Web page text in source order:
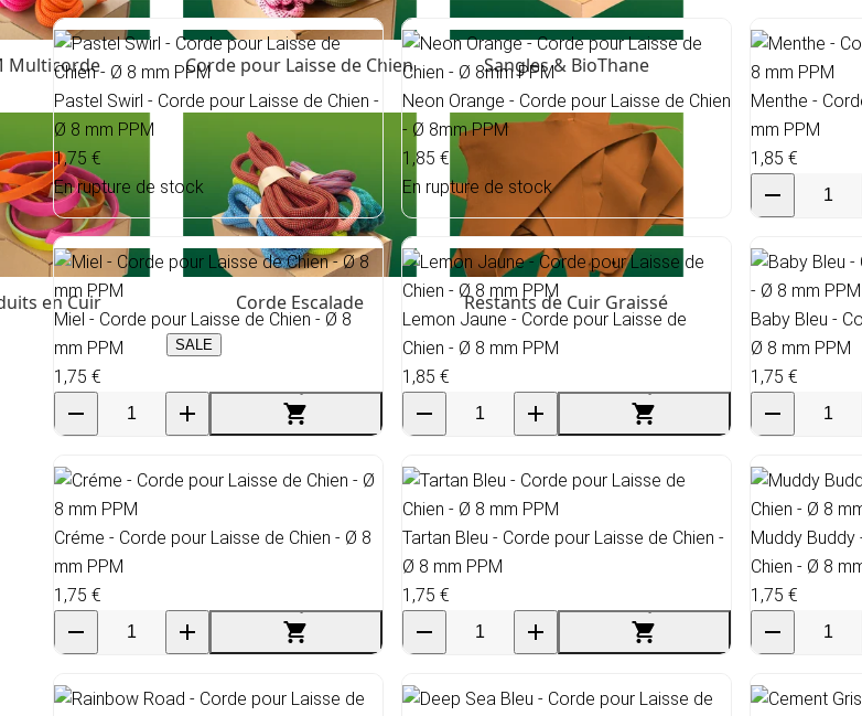
Multicorde Corde pour Laisse de Chien Sangles & BioThane
en Cuir Corde Escalade Restants de Cuir Graissé
SALE
Pastel Swirl - Corde pour Laisse de Chien -
Ø 8 mm PPM
1,75 €
En rupture de stock
Neon Orange - Corde pour Laisse de Chien
- Ø 8mm PPM
1,85 €
En rupture de stock
Menthe -
mm PPM
1,85 €
Miel - Corde pour Laisse de Chien - Ø 8
mm PPM
1,75 €
Lemon Jaune - Corde pour Laisse de
Chien - Ø 8 mm PPM
1,85 €
Baby Bleu -
Ø 8 mm PPM
1,75 €
Créme - Corde pour Laisse de Chien - Ø 8
mm PPM
1,75 €
Tartan Bleu - Corde pour Laisse de Chien -
Ø 8 mm PPM
1,75 €
Muddy Buddy
Chien - Ø 8
1,75 €